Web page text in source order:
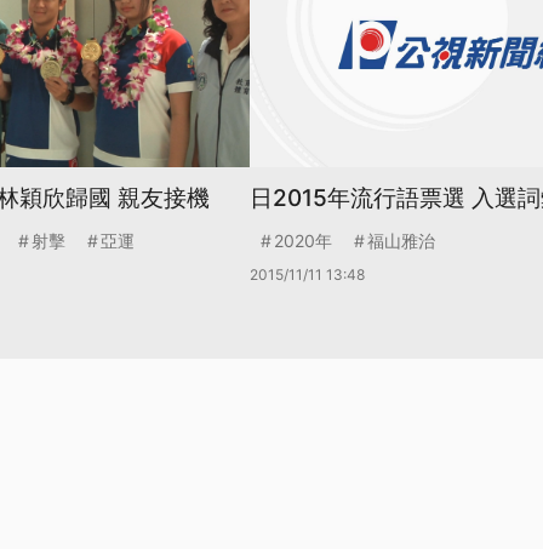
穎欣歸國 親友接機
射擊 亞運
日2015年流行語票選 入選
2020年 福山雅治
2015/11/11 13:48